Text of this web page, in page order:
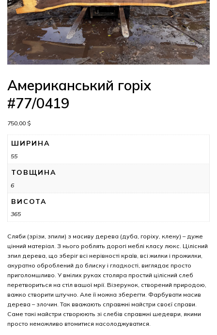
Американський горіх
#77/0419
750,00 $
ШИРИНА
55
ТОВЩИНА
6
ВИСОТА
365
Сляби (зрізи, зпили) з масиву дерева (дуба, горіху, клену) – дуже
цінний матеріал. З нього роблять дорогі меблі класу люкс. Цілісний
зпил дерева, що зберіг всі нерівності країв, всі жилки і прожилки,
акуратно оброблений до блиску і гладкості, виглядає просто
приголомшливо. У вмілих руках столяра простий цілісний слеб
перетвориться на стіл вашої мрії. Візерунок, створений природою,
важко створити штучно. Але її можна зберегти. Фарбувати масив
дерева – злочин. Так вважають справжні майстри своєї справи.
Саме такі майстри створюють зі слебів справжні шедеври, якими
просто неможливо втомитися насолоджуватися.